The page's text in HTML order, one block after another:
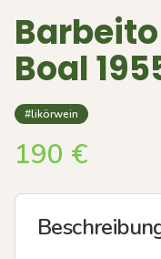
Boal
#likörwein
190 €